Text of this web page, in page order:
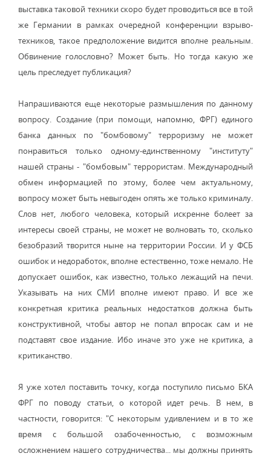
выставка таковой техники скоро будет проводиться все в той
же Германии в рамках очередной конференции взрыво-
техников, такое предположение видится вполне реальным.
Обвинение голословно? Может быть. Но тогда какую же
цель преследует публикация?
Напрашиваются еще некоторые размышления по данному
вопросу. Создание (при помощи, напомню, ФРГ) единого
банка данных по "бомбовому" терроризму не может
понравиться только одному-единственному "институту"
нашей страны - "бомбовым" террористам. Международный
обмен информацией по этому, более чем актуальному,
вопросу может быть невыгоден опять же только криминалу.
Слов нет, любого человека, который искренне болеет за
интересы своей страны, не может не волновать то, сколько
безобразий творится ныне на территории России. И у ФСБ
ошибок и недоработок, вполне естественно, тоже немало. Не
допускает ошибок, как известно, только лежащий на печи.
Указывать на них СМИ вполне имеют право. И все же
конкретная критика реальных недостатков должна быть
конструктивной, чтобы автор не попал впросак сам и не
подставят свое издание. Ибо иначе это уже не критика, а
критиканство.
Я уже хотел поставить точку, когда поступило письмо БКА
ФРГ по поводу статьи, о которой идет речь. В нем, в
частности, говорится: "С некоторым удивлением и в то же
время с большой озабоченностью, с возможным
осложнением нашего сотрудничества... мы должны принять